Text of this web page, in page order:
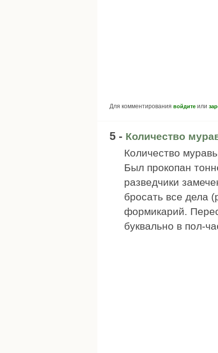
Для комментирования войдите или
5 - Количество
Количество
Был прокопан
разведчики
бросать все дела
формикарий.
буквально в пол-